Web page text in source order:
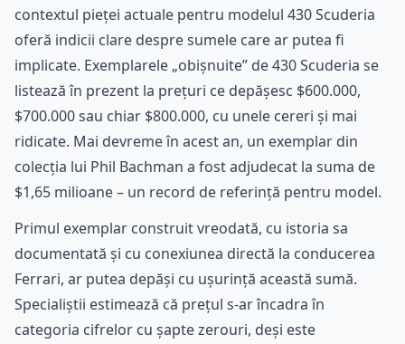
contextul pieței actuale pentru modelul 430 Scuderia
oferă indicii clare despre sumele care ar putea fi
implicate. Exemplarele „obișnuite” de 430 Scuderia se
listează în prezent la prețuri ce depășesc $600.000,
$700.000 sau chiar $800.000, cu unele cereri și mai
ridicate. Mai devreme în acest an, un exemplar din
colecția lui Phil Bachman a fost adjudecat la suma de
$1,65 milioane – un record de referință pentru model.
Primul exemplar construit vreodată, cu istoria sa
documentată și cu conexiunea directă la conducerea
Ferrari, ar putea depăși cu ușurință această sumă.
Specialiștii estimează că prețul s-ar încadra în
categoria cifrelor cu șapte zerouri, deși este